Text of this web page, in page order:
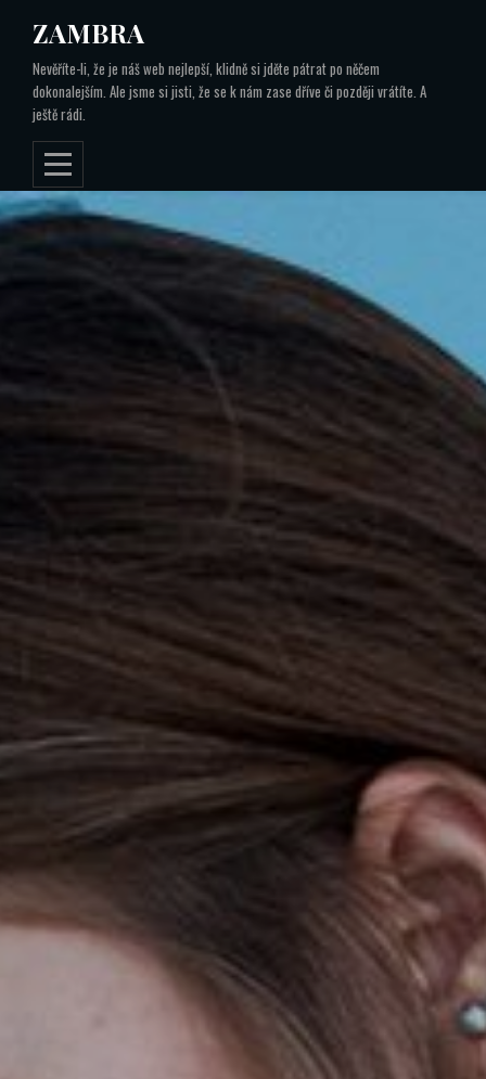
content
ZAMBRA
Nevěříte-li, že je náš web nejlepší, klidně si jděte pátrat po něčem
dokonalejším. Ale jsme si jisti, že se k nám zase dříve či později vrátíte. A
ještě rádi.